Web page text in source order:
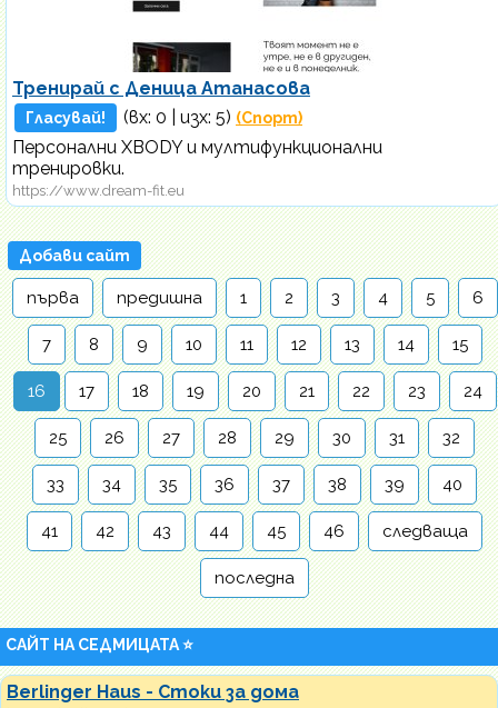
Тренирай с Деница Атанасова
Гласувай! (вх: 0 | изх: 5) (Спорт)
Персонални XBODY и мултифункционални
тренировки.
https://www.dream-fit.eu
Добави сайт
първа предишна 1 2 3 4 5 6
7 8 9 10 11 12 13 14 15
16 17 18 19 20 21 22 23 24
25 26 27 28 29 30 31 32
33 34 35 36 37 38 39 40
41 42 43 44 45 46 следваща
последна
САЙТ НА СЕДМИЦАТА ⭐
Berlinger Haus - Стоки за дома